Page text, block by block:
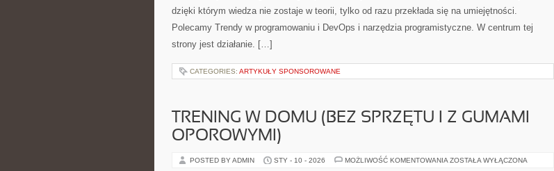
dzięki którym wiedza nie zostaje w teorii, tylko od razu przekłada się na umiejętności.
Polecamy Trendy w programowaniu i DevOps i narzędzia programistyczne. W centrum tej
strony jest działanie. […]
CATEGORIES: ARTYKUŁY SPONSOROWANE
TRENING W DOMU (BEZ SPRZĘTU I Z GUMAMI
OPOROWYMI)
POSTED BY ADMIN STY - 10 - 2026 MOŻLIWOŚĆ KOMENTOWANIA TRENING
ZOSTAŁA WYŁĄCZONA